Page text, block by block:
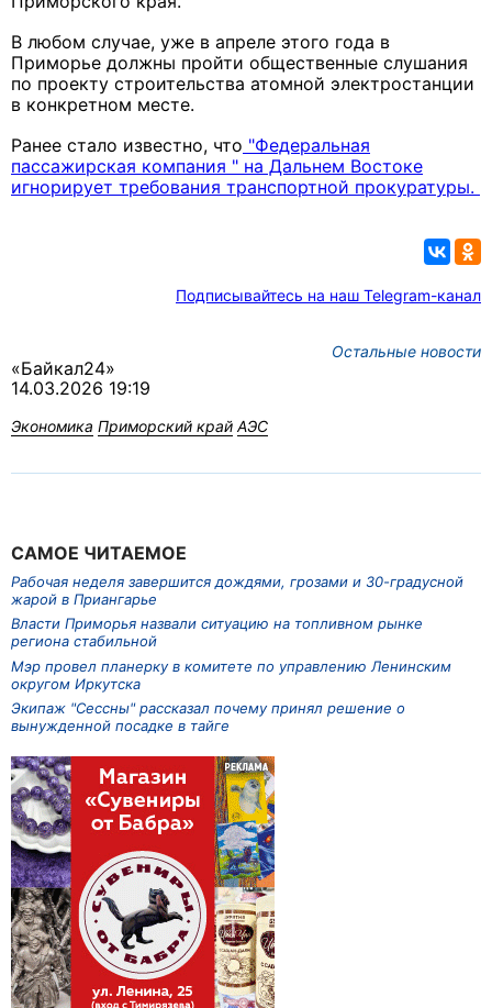
В любом случае, уже в апреле этого года в
Приморье должны пройти общественные слушания
по проекту строительства атомной электростанции
в конкретном месте.
Ранее стало известно, что "Федеральная
пассажирская компания " на Дальнем Востоке
игнорирует требования транспортной прокуратуры.
Подписывайтесь на наш Telegram-канал
Остальные новости
«Байкал24»
14.03.2026 19:19
Экономика Приморский край АЭС
САМОЕ ЧИТАЕМОЕ
Рабочая неделя завершится дождями, грозами и 30-градусной
жарой в Приангарье
Власти Приморья назвали ситуацию на топливном рынке
региона стабильной
Мэр провел планерку в комитете по управлению Ленинским
округом Иркутска
Экипаж "Сессны" рассказал почему принял решение о
вынужденной посадке в тайге